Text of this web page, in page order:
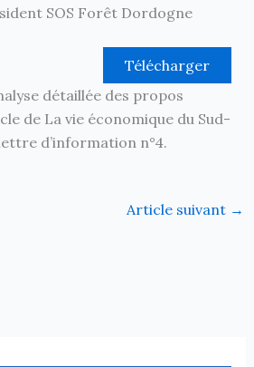
SOS Forêt Dordogne
Télécharger
détaillée des propos
de La vie économique du Sud-
d’information n°4.
Article suivant →